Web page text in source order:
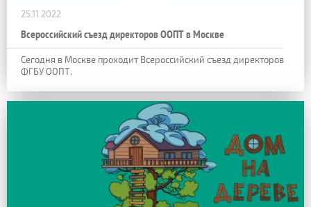
25.11.2022
Всероссийский съезд директоров ООПТ в Москве
Сегодня в Москве проходит Всероссийский съезд директоров
ФГБУ ООПТ.